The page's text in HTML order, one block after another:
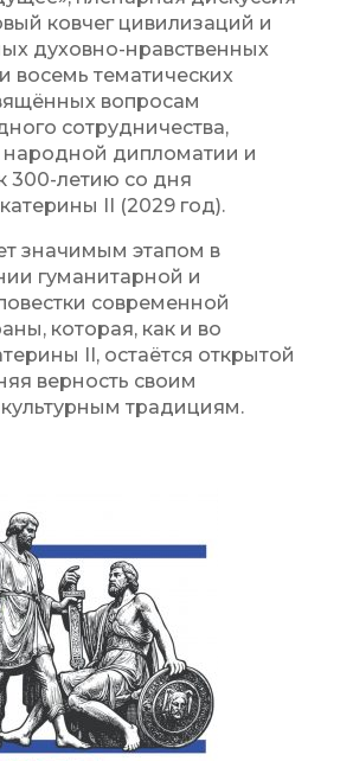
ковчег цивилизаций и
духовно-нравственных
восемь тематических
вопросам
сотрудничества,
народной дипломатии и
300-летию со дня
II (2029 год).
значимым этапом в
гуманитарной и
современной
которая, как и во
II, остаётся открытой
верность своим
традициям.